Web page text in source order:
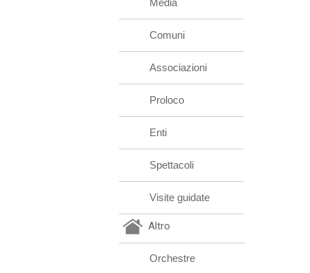
Media
Comuni
Associazioni
Proloco
Enti
Spettacoli
Visite guidate
Altro
Orchestre